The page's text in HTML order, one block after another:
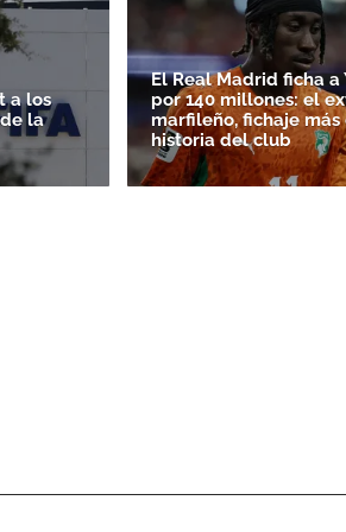
a los
la
El Real Madrid ficha a
por 140 millones: el
marfileño, fichaje
historia del club